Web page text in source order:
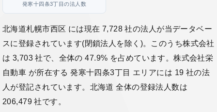
発寒十四条3丁目の法人数
北海道札幌市西区 には現在 7,728 社の法人が当データベー
スに登録されています(閉鎖法人を除く)。このうち株式会社
は 3,703 社で、全体の 47.9% を占めています。株式会社栄
自動車 が所在する 発寒十四条3丁目 エリアには 19 社の法
人が登記されています。北海道 全体の登録法人数は
206,479 社です。